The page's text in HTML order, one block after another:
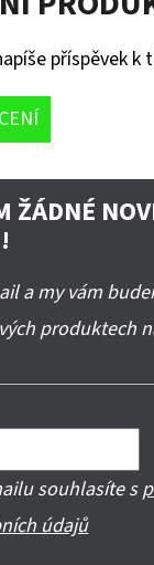
příspěvek k
ŽÁDNÉ
a my vám
produktech
souhlasíte s
údajů